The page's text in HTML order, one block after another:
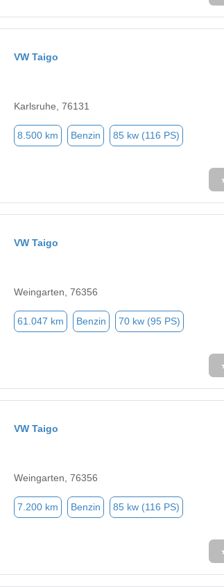
VW Taigo
Karlsruhe, 76131
8.500 km Benzin 85 kw (116 PS)
VW Taigo
Weingarten, 76356
61.047 km Benzin 70 kw (95 PS)
VW Taigo
Weingarten, 76356
7.200 km Benzin 85 kw (116 PS)